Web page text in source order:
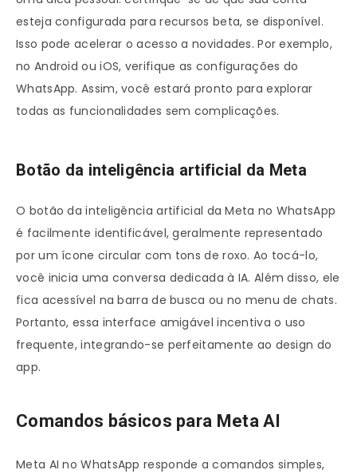
esteja configurada para recursos beta, se disponível.
Isso pode acelerar o acesso a novidades. Por exemplo,
no Android ou iOS, verifique as configurações do
WhatsApp. Assim, você estará pronto para explorar
todas as funcionalidades sem complicações.
Botão da inteligência artificial da Meta
O botão da inteligência artificial da Meta no WhatsApp
é facilmente identificável, geralmente representado
por um ícone circular com tons de roxo. Ao tocá-lo,
você inicia uma conversa dedicada à IA. Além disso, ele
fica acessível na barra de busca ou no menu de chats.
Portanto, essa interface amigável incentiva o uso
frequente, integrando-se perfeitamente ao design do
app.
Comandos básicos para Meta AI
Meta AI no WhatsApp responde a comandos simples,